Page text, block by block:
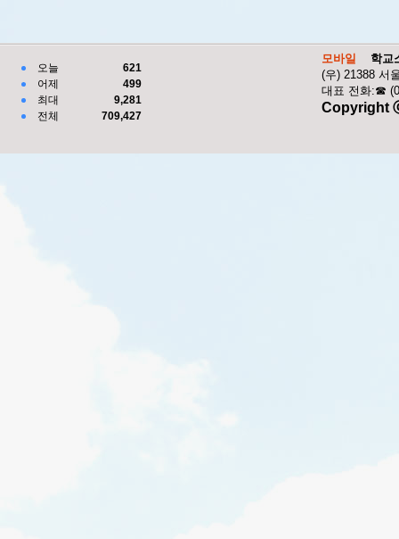
오늘
621
어제
499
최대
9,281
전체
709,427
모바일
학교
(우) 21388 서
대표 전화:☎
Copyright